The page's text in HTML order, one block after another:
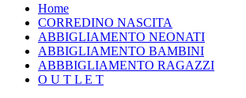
Home
CORREDINO NASCITA
ABBIGLIAMENTO NEONATI
ABBIGLIAMENTO BAMBINI
ABBBIGLIAMENTO RAGAZZI
O U T L E T